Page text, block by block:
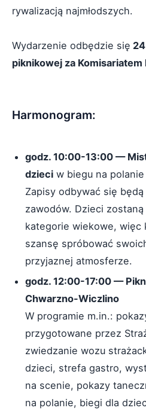
rywalizacją najmłodszych.
Wydarzenie odbędzie się
piknikowej za Komisariatem
Harmonogram:
godz. 10:00-13:00 —
dzieci w biegu na polanie
Zapisy odbywać się
zawodów. Dzieci
kategorie wiekowe, więc
szansę spróbować
przyjaznej atmosferze.
godz. 12:00-17:00 —
Chwarzno-Wiczlino
W programie m.in.:
przygotowane przez
zwiedzanie wozu
dzieci, strefa gastro,
na scenie, pokazy
na polanie, biegi dla